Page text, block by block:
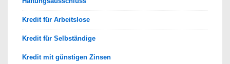
Kredit für Arbeitslose
Kredit für Selbständige
Kredit mit günstigen Zinsen